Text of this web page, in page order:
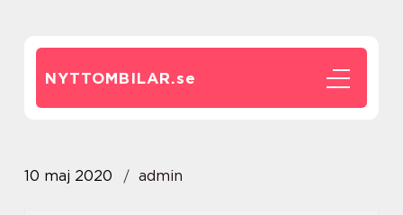
NYTTOMBILAR.se
10 maj 2020 admin